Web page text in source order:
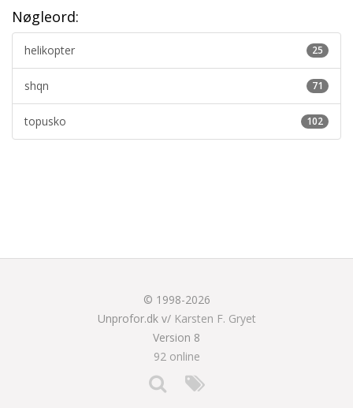
Nøgleord:
25
helikopter
71
shqn
102
topusko
© 1998-2026
Unprofor.dk v/ Karsten F. Gryet
Version 8
92 online